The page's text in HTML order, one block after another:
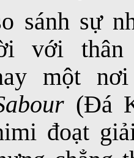
sánh sự
với
một
(Đá
đoạt